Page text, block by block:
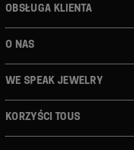
Obsługa klienta
O nas
We speak jewelry
Korzyści TOUS